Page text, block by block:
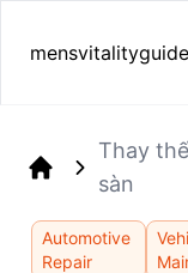
mensvitalityguide
Thay
sàn
Automotive
Repair